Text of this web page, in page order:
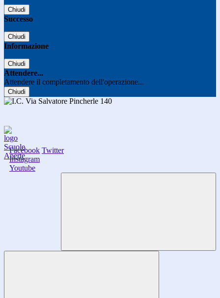
Chiudi
Successo
Chiudi
Informazione
Chiudi
Attendere...
Attendere il completamento dell'operazione...
Chiudi
Facebook Twitter
Instagram
Youtube